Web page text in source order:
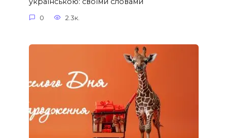
0 2.3к.